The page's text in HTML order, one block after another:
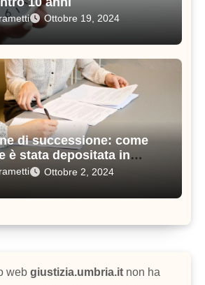
Ottobre 19, 2024
di successione: come
è stata depositata in
Ottobre 2, 2024
web giustizia.umbria.it non ha